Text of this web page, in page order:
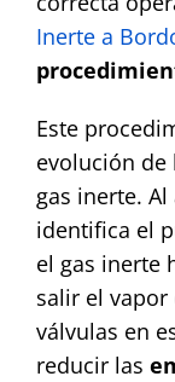
Inerte a
Este
evolución
gas inerte.
identifica el
el gas inerte
salir el
válvulas en
reducir las